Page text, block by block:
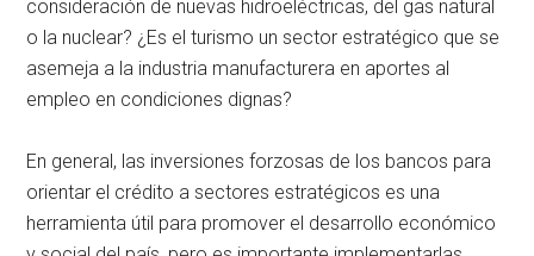
consideración de nuevas hidroeléctricas, del gas natural
o la nuclear? ¿Es el turismo un sector estratégico que se
asemeja a la industria manufacturera en aportes al
empleo en condiciones dignas?
En general, las inversiones forzosas de los bancos para
orientar el crédito a sectores estratégicos es una
herramienta útil para promover el desarrollo económico